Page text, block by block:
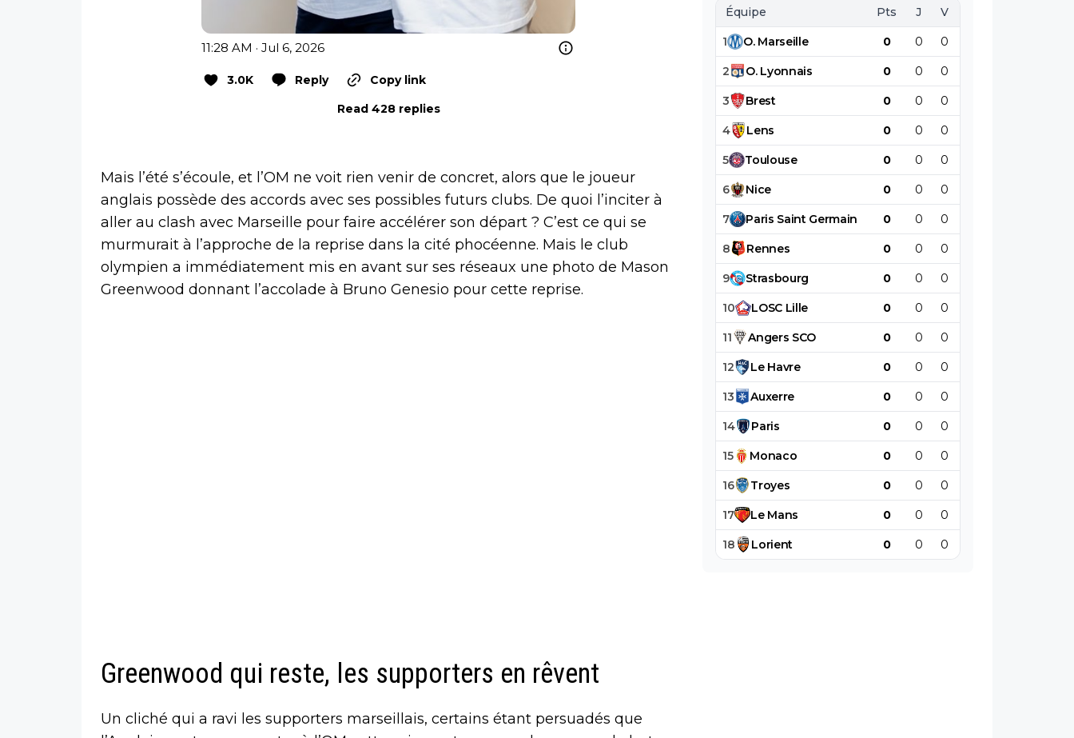
11:28 AM · Jul 6, 2026
3.0K Reply
Copy link
Read 428 replies
Mais l’été s’écoule, et l’OM ne voit rien venir de concret, alors que le joueur
anglais possède des accords avec ses possibles futurs clubs. De quoi l’inciter à
aller au clash avec Marseille pour faire accélérer son départ ? C’est ce qui se
murmurait à l’approche de la reprise dans la cité phocéenne. Mais le club
olympien a immédiatement mis en avant sur ses réseaux une photo de Mason
Greenwood donnant l’accolade à Bruno Genesio pour cette reprise.
Greenwood qui reste, les supporters en rêvent
Un cliché qui a ravi les supporters marseillais, certains étant persuadés que
Équipe Pts J V
1 O. Marseille 0 0 0
2 O. Lyonnais 0 0 0
3 Brest 0 0 0
4 Lens 0 0 0
5 Toulouse 0 0 0
6 Nice 0 0 0
7 Paris Saint Germain 0 0 0
8 Rennes 0 0 0
9 Strasbourg 0 0 0
10 LOSC Lille 0 0 0
11 Angers SCO 0 0 0
12 Le Havre 0 0 0
13 Auxerre 0 0 0
14 Paris 0 0 0
15 Monaco 0 0 0
16 Troyes 0 0 0
17 Le Mans 0 0 0
18 Lorient 0 0 0